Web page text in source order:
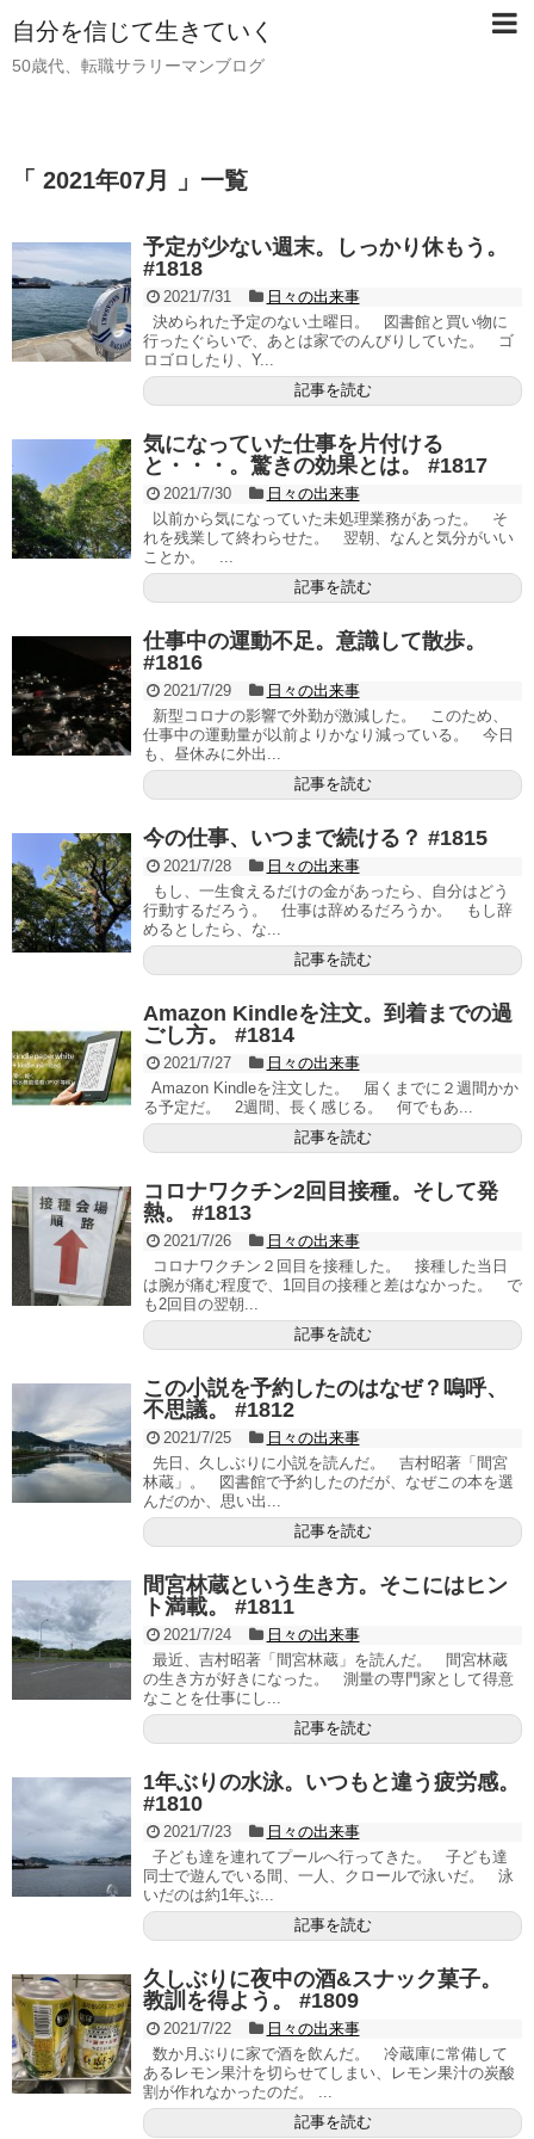
自分を信じて生きていく
50歳代、転職サラリーマンブログ
「 2021年07月 」一覧
予定が少ない週末。しっかり休もう。
#1818
2021/7/31
日々の出来事
決められた予定のない土曜日。 図書館と買い物に
行ったぐらいで、あとは家でのんびりしていた。 ゴ
ロゴロしたり、Y...
記事を読む
気になっていた仕事を片付ける
と・・・。驚きの効果とは。 #1817
2021/7/30
日々の出来事
以前から気になっていた未処理業務があった。 そ
れを残業して終わらせた。 翌朝、なんと気分がいい
ことか。 ...
記事を読む
仕事中の運動不足。意識して散歩。
#1816
2021/7/29
日々の出来事
新型コロナの影響で外勤が激減した。 このため、
仕事中の運動量が以前よりかなり減っている。 今日
も、昼休みに外出...
記事を読む
今の仕事、いつまで続ける？ #1815
2021/7/28
日々の出来事
もし、一生食えるだけの金があったら、自分はどう
行動するだろう。 仕事は辞めるだろうか。 もし辞
めるとしたら、な...
記事を読む
Amazon Kindleを注文。到着までの過
ごし方。 #1814
2021/7/27
日々の出来事
Amazon Kindleを注文した。 届くまでに２週間かか
る予定だ。 2週間、長く感じる。 何でもあ...
記事を読む
コロナワクチン2回目接種。そして発
熱。 #1813
2021/7/26
日々の出来事
コロナワクチン２回目を接種した。 接種した当日
は腕が痛む程度で、1回目の接種と差はなかった。 で
も2回目の翌朝...
記事を読む
この小説を予約したのはなぜ？嗚呼、
不思議。 #1812
2021/7/25
日々の出来事
先日、久しぶりに小説を読んだ。 吉村昭著「間宮
林蔵」。 図書館で予約したのだが、なぜこの本を選
んだのか、思い出...
記事を読む
間宮林蔵という生き方。そこにはヒン
ト満載。 #1811
2021/7/24
日々の出来事
最近、吉村昭著「間宮林蔵」を読んだ。 間宮林蔵
の生き方が好きになった。 測量の専門家として得意
なことを仕事にし...
記事を読む
1年ぶりの水泳。いつもと違う疲労感。
#1810
2021/7/23
日々の出来事
子ども達を連れてプールへ行ってきた。 子ども達
同士で遊んでいる間、一人、クロールで泳いだ。 泳
いだのは約1年ぶ...
記事を読む
久しぶりに夜中の酒&スナック菓子。
教訓を得よう。 #1809
2021/7/22
日々の出来事
数か月ぶりに家で酒を飲んだ。 冷蔵庫に常備して
あるレモン果汁を切らせてしまい、レモン果汁の炭酸
割が作れなかったのだ。 ...
記事を読む